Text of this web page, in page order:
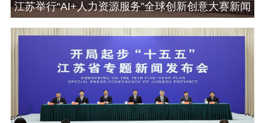
服务
共建共享平台
习平台
责任编辑注册
业务申报系统
江苏举行“AI+人力资源服务”全球创新创意大赛新闻
发布会